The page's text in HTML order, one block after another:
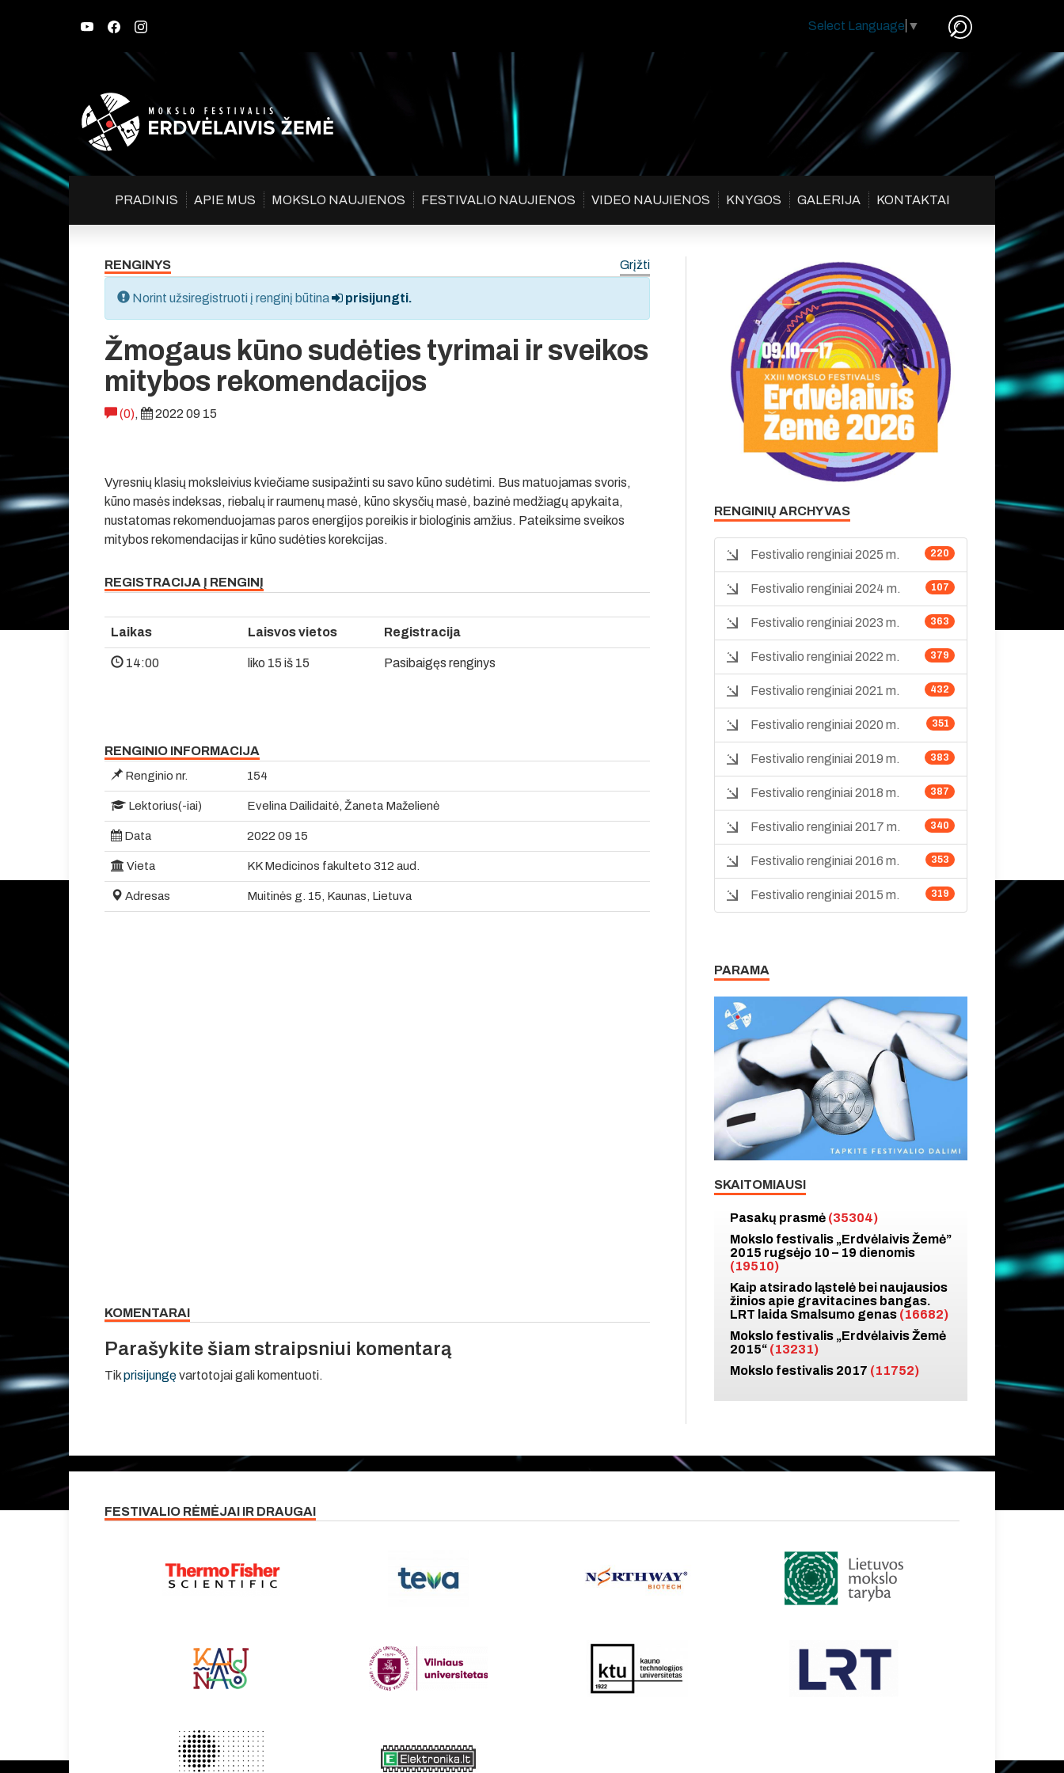
Select Language ▼
PRADINIS APIE MUS MOKSLO NAUJIENOS FESTIVALIO NAUJIENOS VIDEO NAUJIENOS KNYGOS GALERIJA KONTAKTAI
RENGINYS Grįžti
Norint užsiregistruoti į renginį būtina prisijungti.
Žmogaus kūno sudėties tyrimai ir sveikos
mitybos rekomendacijos
(0), 2022 09 15
Vyresnių klasių moksleivius kviečiame susipažinti su savo kūno sudėtimi. Bus matuojamas svoris,
kūno masės indeksas, riebalų ir raumenų masė, kūno skysčių masė, bazinė medžiagų apykaita,
nustatomas rekomenduojamas paros energijos poreikis ir biologinis amžius. Pateiksime sveikos
mitybos rekomendacijas ir kūno sudėties korekcijas.
REGISTRACIJA Į RENGINĮ
Laikas Laisvos vietos Registracija
14:00 liko 15 iš 15 Pasibaigęs renginys
RENGINIO INFORMACIJA
Renginio nr. 154
Lektorius(-iai) Evelina Dailidaitė, Žaneta Maželienė
Data 2022 09 15
Vieta KK Medicinos fakulteto 312 aud.
Adresas Muitinės g. 15, Kaunas, Lietuva
KOMENTARAI
Parašykite šiam straipsniui komentarą
Tikprisijungęvartotojai gali komentuoti.
RENGINIŲ ARCHYVAS
220
Festivalio renginiai 2025 m.
107
Festivalio renginiai 2024 m.
363
Festivalio renginiai 2023 m.
379
Festivalio renginiai 2022 m.
432
Festivalio renginiai 2021 m.
351
Festivalio renginiai 2020 m.
383
Festivalio renginiai 2019 m.
387
Festivalio renginiai 2018 m.
340
Festivalio renginiai 2017 m.
353
Festivalio renginiai 2016 m.
319
Festivalio renginiai 2015 m.
PARAMA
SKAITOMIAUSI
Pasakų prasmė (35304)
Mokslo festivalis „Erdvėlaivis Žemė”
2015 rugsėjo 10 – 19 dienomis
(19510)
Kaip atsirado ląstelė bei naujausios
žinios apie gravitacines bangas.
LRT laida Smalsumo genas (16682)
Mokslo festivalis „Erdvėlaivis Žemė
2015“ (13231)
Mokslo festivalis 2017 (11752)
FESTIVALIO RĖMĖJAI IR DRAUGAI